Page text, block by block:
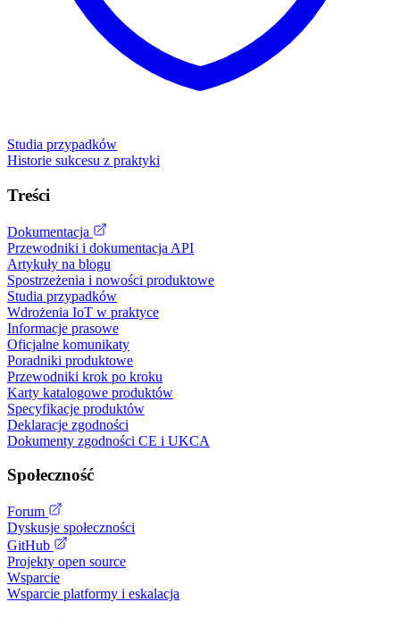
Studia przypadków
Historie sukcesu z praktyki
Treści
Dokumentacja
Przewodniki i dokumentacja API
Artykuły na blogu
Spostrzeżenia i nowości produktowe
Studia przypadków
Wdrożenia IoT w praktyce
Informacje prasowe
Oficjalne komunikaty
Poradniki produktowe
Przewodniki krok po kroku
Karty katalogowe produktów
Specyfikacje produktów
Deklaracje zgodności
Dokumenty zgodności CE i UKCA
Społeczność
Forum
Dyskusje społeczności
GitHub
Projekty open source
Wsparcie
Wsparcie platformy i eskalacja